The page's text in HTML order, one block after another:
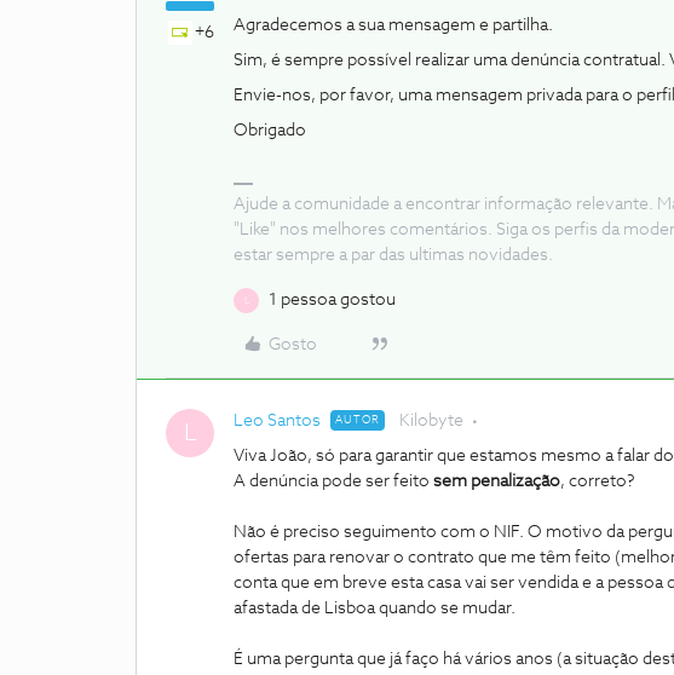
+6 Agradecemos a sua mensagem e partilha.
Sim, é sempre possível realizar uma denúncia contratual.
Envie-nos, por favor, uma mensagem privada para o perfil ​
Obrigado
Ajude a comunidade a encontrar informação relevante.
"Like" nos melhores comentários. Siga os perfis da
estar sempre a par das ultimas novidades.
1 pessoa gostou
Gosto
L Leo Santos AUTOR Kilobyte
Viva João, só para garantir que estamos mesmo a falar
A denúncia pode ser feito sem penalização, correto?
Não é preciso seguimento com o NIF. O motivo da
ofertas para renovar o contrato que me têm feito
conta que em breve esta casa vai ser vendida e a pessoa
afastada de Lisboa quando se mudar.
É uma pergunta que já faço há vários anos (a situação